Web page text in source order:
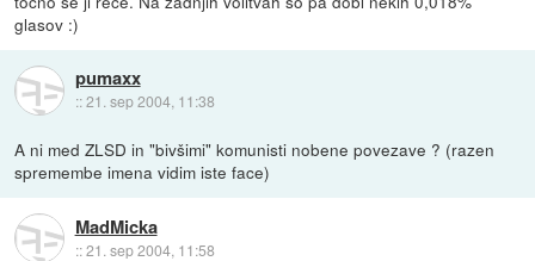
glasov :)
pumaxx
::21. sep 2004, 11:38
A ni med ZLSD in "bivšimi" komunisti nobene povezave ? (razen
spremembe imena vidim iste face)
MadMicka
::21. sep 2004, 11:58